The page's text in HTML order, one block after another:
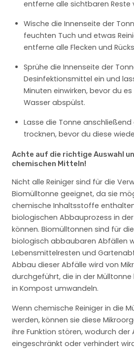
entferne alle sichtbaren Reste
Wische die Innenseite der
feuchten Tuch und etwas
entferne alle Flecken und
Sprühe die Innenseite der
Desinfektionsmittel ein und
Minuten einwirken, bevor du
Wasser abspülst.
Lasse die Tonne
trocknen, bevor du diese
Achte auf die richtige Auswahl
chemischen Mitteln!
Nicht alle Reiniger sind für die
Biomülltonne geeignet, da sie
chemische Inhaltsstoffe
biologischen Abbauprozess in
können. Biomülltonnen sind für
biologisch abbaubaren Abfällen
Lebensmittelresten und
Abbau dieser Abfälle wird von
durchgeführt, die in der
in Kompost umwandeln.
Wenn chemische Reiniger in die
werden, können sie diese
ihre Funktion stören, wodurch der
eingeschränkt oder verhindert